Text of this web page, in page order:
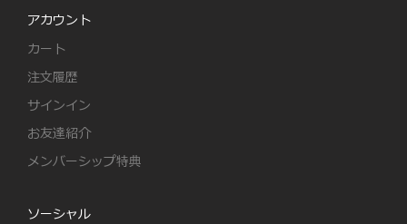
アカウント
カート
注文履歴
サインイン
お友達紹介
メンバーシップ特典
ソーシャル